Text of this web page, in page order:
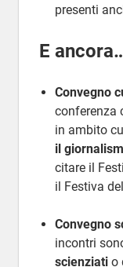
presenti
E
Convegno
conferenza
in ambito
il
citare il
il Festiva
Convegno
incontri
scienziatio